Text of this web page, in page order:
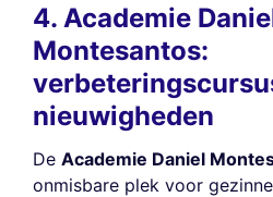
4. Academie
Montesantos:
nieuwigheden
De Academie Daniel
onmisbare plek voor